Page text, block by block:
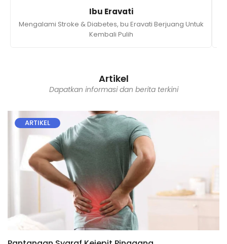
Ibu Eravati
Mengalami Stroke & Diabetes, bu Eravati Berjuang Untuk
Kembali Pulih
Artikel
Dapatkan informasi dan berita terkini
ARTIKEL